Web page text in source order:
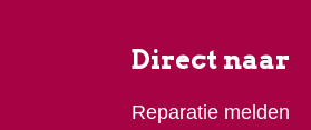
Direct naar
Reparatie melden